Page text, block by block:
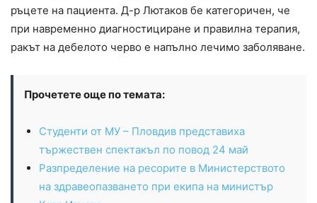
ръцете на пациента. Д-р Лютаков бе категоричен, че
при навременно диагностициране и правилна терапия,
ракът на дебелото черво е напълно лечимо заболяване.
Прочетете още по темата:
Студенти от МУ – Пловдив представиха
тържествен спектакъл по повод 24 май
Разпределение на ресорите в Министерството
на здравеопазването при екипа на министър